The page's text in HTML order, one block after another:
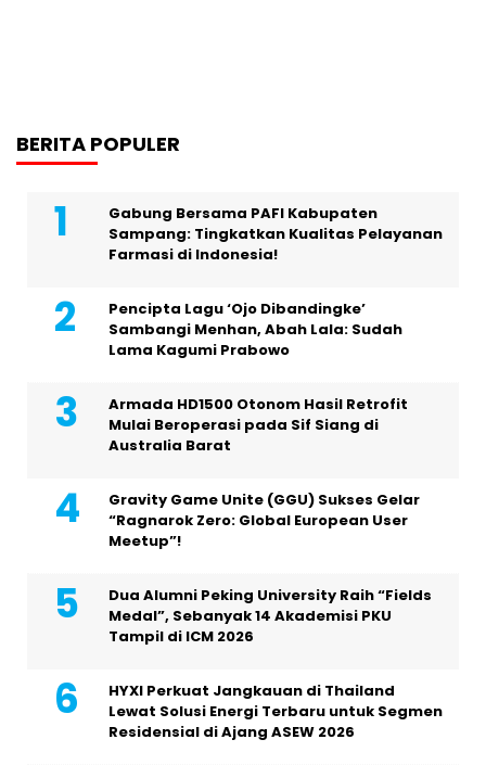
BERITA POPULER
Gabung Bersama PAFI Kabupaten
Sampang: Tingkatkan Kualitas Pelayanan
Farmasi di Indonesia!
Pencipta Lagu ‘Ojo Dibandingke’
Sambangi Menhan, Abah Lala: Sudah
Lama Kagumi Prabowo
Armada HD1500 Otonom Hasil Retrofit
Mulai Beroperasi pada Sif Siang di
Australia Barat
Gravity Game Unite (GGU) Sukses Gelar
“Ragnarok Zero: Global European User
Meetup”!
Dua Alumni Peking University Raih “Fields
Medal”, Sebanyak 14 Akademisi PKU
Tampil di ICM 2026
HYXI Perkuat Jangkauan di Thailand
Lewat Solusi Energi Terbaru untuk Segmen
Residensial di Ajang ASEW 2026